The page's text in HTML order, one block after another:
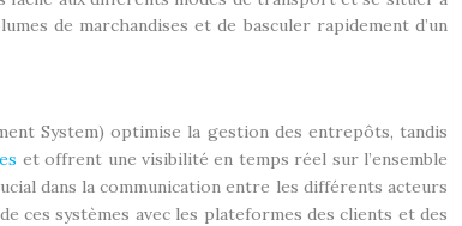
de marchandises et de basculer rapidement d’un
System) optimise la gestion des entrepôts, tandis
et offrent une visibilité en temps réel sur l’ensemble
dans la communication entre les différents acteurs
ces systèmes avec les plateformes des clients et des